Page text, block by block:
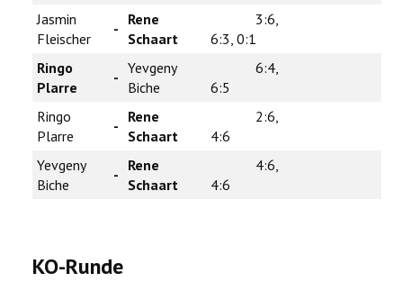
Jasmin
Fleischer
-
Rene
Schaart
3:6,
6:3, 0:1
Ringo
Plarre
-
Yevgeny
Biche
6:4,
6:5
Ringo
Plarre
-
Rene
Schaart
2:6,
4:6
Yevgeny
Biche
-
Rene
Schaart
4:6,
4:6
KO-Runde